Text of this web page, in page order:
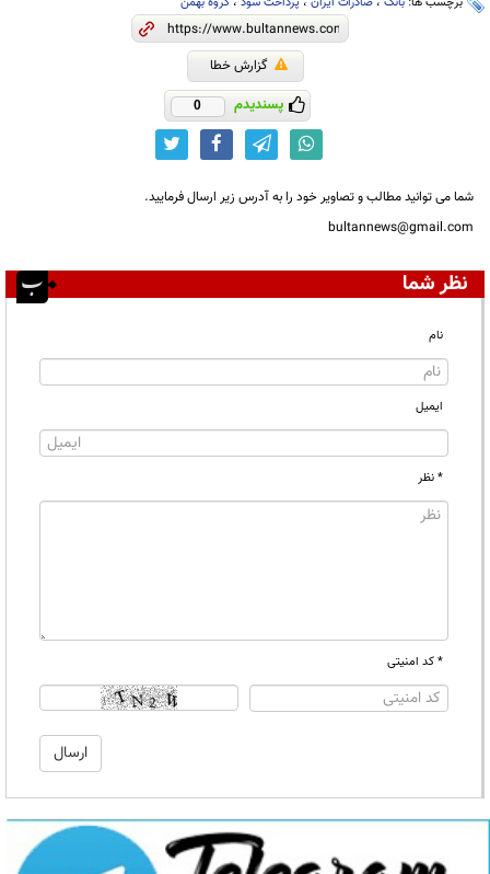
گزارش خطا
پسندیدم 0
شما می توانید مطالب و تصاویر خود را به آدرس زیر ارسال فرمایید.
bultannews@gmail.com
نظر شما
نام
ایمیل
* نظر
* کد امنیتی